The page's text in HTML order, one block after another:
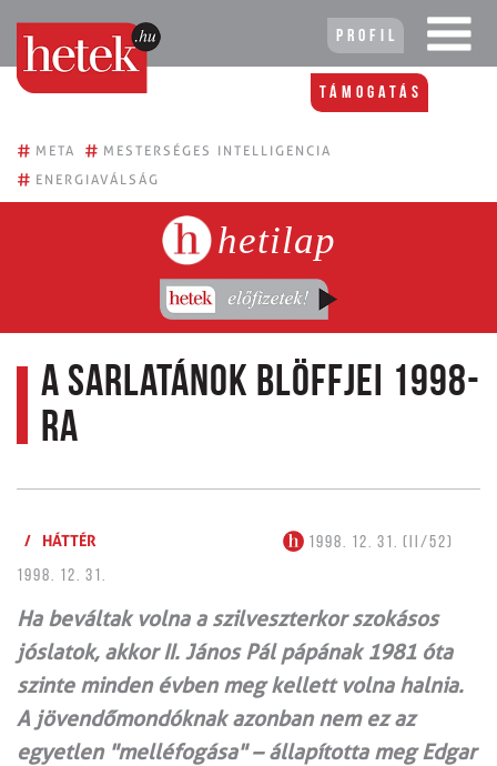
Profil
Támogatás
# META # MESTERSÉGES INTELLIGENCIA
# ENERGIAVÁLSÁG
hetilap
A sarlatánok blöffjei 1998-
ra
/ HÁTTÉR
1998. 12. 31. (II/52)
1998. 12. 31.
Ha beváltak volna a szilveszterkor szokásos
jóslatok, akkor II. János Pál pápának 1981 óta
szinte minden évben meg kellett volna halnia.
A jövendőmondóknak azonban nem ez az
egyetlen "melléfogása" – állapította meg Edgar